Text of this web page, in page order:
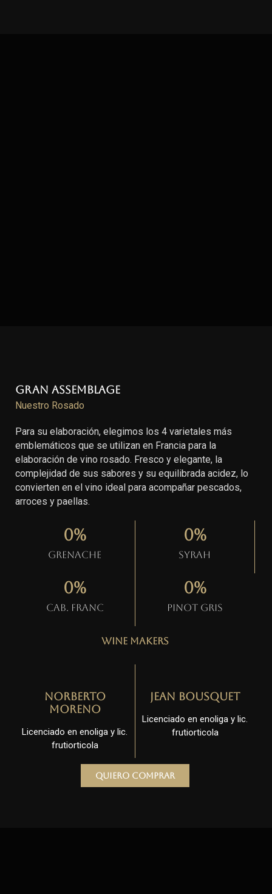
Gran Assemblage
Nuestro Rosado
Para su elaboración, elegimos los 4 varietales más
emblemáticos que se utilizan en Francia para la
elaboración de vino rosado. Fresco y elegante, la
complejidad de sus sabores y su equilibrada acidez, lo
convierten en el vino ideal para acompañar pescados,
arroces y paellas.
Grenache
0%
Syrah
0%
Cab. Franc
0%
Pinot gris
0%
Wine Makers
Norberto
Moreno
Licenciado en enoliga y lic.
frutiorticola
Jean Bousquet
Licenciado en enoliga y lic.
frutiorticola
Quiero comprar